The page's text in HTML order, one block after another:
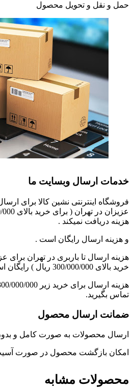
حمل و نقل و تحویل محصول
خدمات ارسال وبسایت ما
فروشگاه اینترنتی نشین کالا برای
هزینه دریافت نمیکند .
و هزینه ارسال رایگان است .
هزینه ارسال تا باربری در تهران برای
خرید بالای 300/000/000 ریال ) رایگان است.
تماس بگیرید.
ضمانت ارسال محصول
ارسال محصولات به صورت کامل و
امکان بازگشت محصول در صورت
محصولات مشابه